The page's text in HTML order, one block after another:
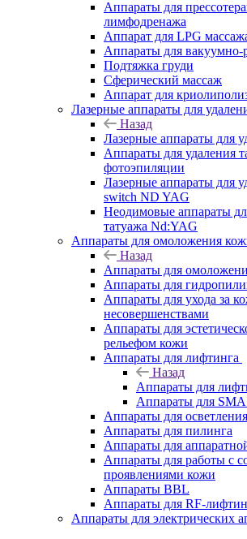
Аппараты для
лимфодренажа
Аппарат для LPG
Аппараты для вакуумно-
Подтяжка груди
Сферический массаж
Аппарат для
Лазерные аппараты для
Назад
Лазерные аппараты для
Аппараты для удаления
фотоэпиляции
Лазерные аппараты для
switch ND YAG
Неодимовые аппараты
татуажа Nd:YAG
Аппараты для омоложения
Назад
Аппараты для
Аппараты для
Аппараты для ухода за
несовершенствами
Аппараты для
рельефом кожи
Аппараты для лифтинга
Назад
Аппараты для
Аппараты для
Аппараты для
Аппараты для пилинга
Аппараты для
Аппараты для работы с
проявлениями кожи
Аппараты BBL
Аппараты для RF-
Аппараты для электрических